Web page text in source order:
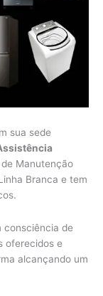
sua sede
Manutenção
Branca e tem
consciência de
oferecidos e
alcançando um